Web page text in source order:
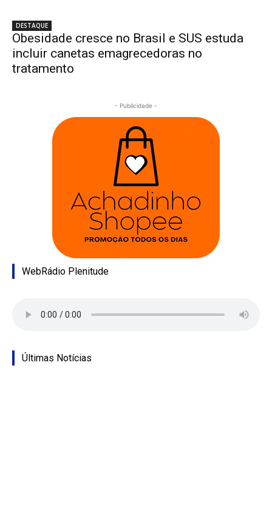
DESTAQUE
Obesidade cresce no Brasil e SUS estuda
incluir canetas emagrecedoras no
tratamento
- Publicidade -
WebRádio Plenitude
Últimas Notícias